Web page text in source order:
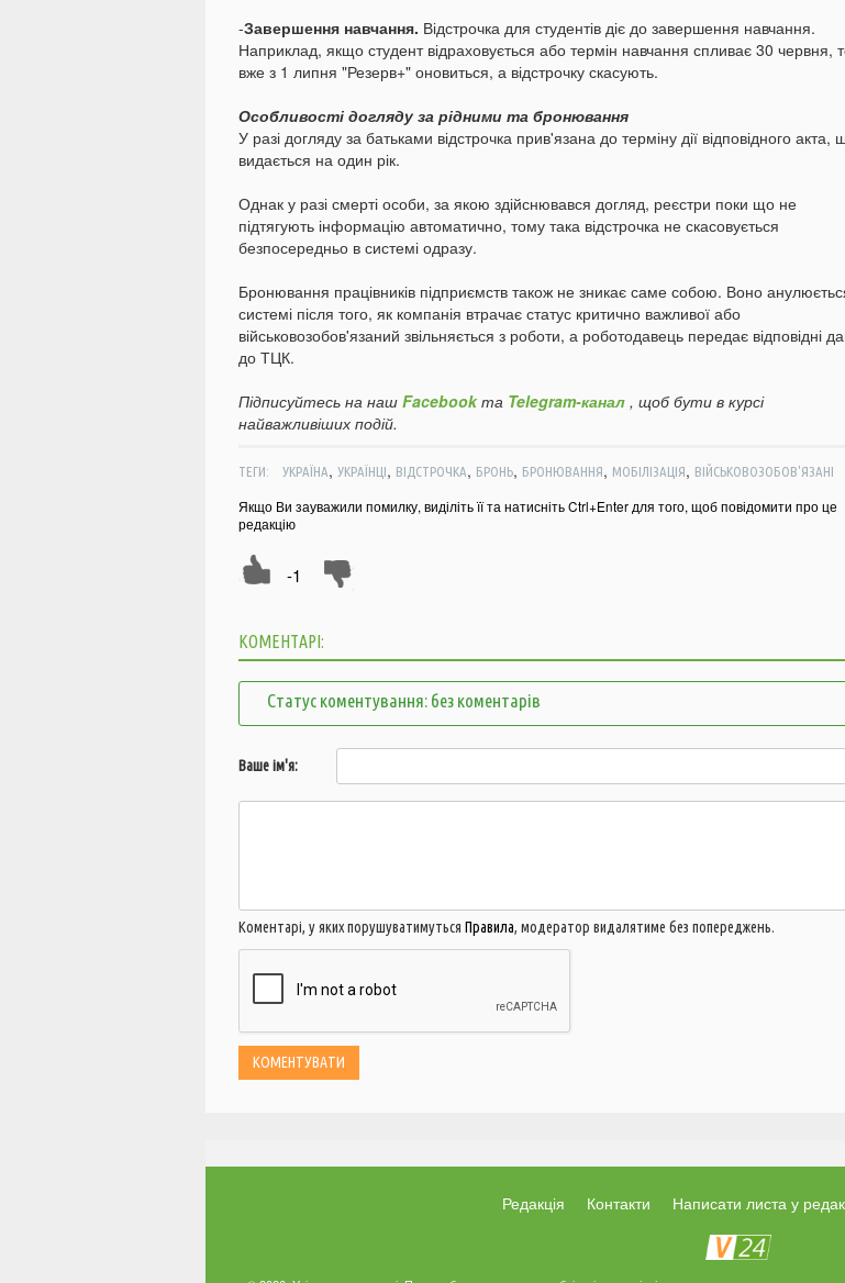
-Завершення навчання. Відстрочка для студентів діє до завершення навчання.
Наприклад, якщо студент відраховується або термін навчання спливає 30 червня,
вже з 1 липня "Резерв+" оновиться, а відстрочку скасують.
Особливості догляду за рідними та бронювання
У разі догляду за батьками відстрочка прив'язана до терміну дії відповідного акта,
видається на один рік.
Однак у разі смерті особи, за якою здійснювався догляд, реєстри поки що не
підтягують інформацію автоматично, тому така відстрочка не скасовується
безпосередньо в системі одразу.
Бронювання працівників підприємств також не зникає саме собою. Воно
системі після того, як компанія втрачає статус критично важливої або
військовозобов'язаний звільняється з роботи, а роботодавець передає відповідні
до ТЦК.
Підписуйтесь на наш Facebookта Telegram-канал , щоб бути в курсі
найважливіших подій.
ТЕГИ: УКРАЇНА, УКРАЇНЦІ, ВІДСТРОЧКА, БРОНЬ, БРОНЮВАННЯ, МОБІЛІЗАЦІЯ, ВІЙСЬКОВОЗОБОВ'ЯЗАНІ
Якщо Ви зауважили помилку, виділіть її та натисніть Ctrl+Enter для того, щоб повідомити про це
редакцію
-1
КОМЕНТАРІ:
Статус коментування: без коментарів
Ваше ім'я:
Коментарі, у яких порушуватимуться Правила, модератор видалятиме без попереджень.
Редакція Контакти Написати листа у